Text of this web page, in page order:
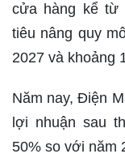
cửa hàng kể từ
tiêu nâng quy
2027 và khoảng
Năm nay, Điện
lợi nhuận sau
50% so với năm